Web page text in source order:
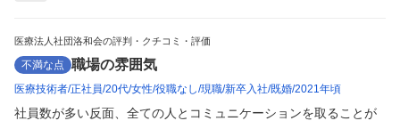
医療法人社団洛和会の評判・クチコミ・評価
不満な点 職場の雰囲気
医療技術者 正社員 20代 女性 役職なし 現職 新卒入社 既婚 2021年頃
社員数が多い反面、全ての人とコミュニケーションを取ることが